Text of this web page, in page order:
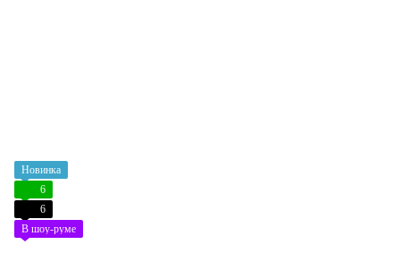
Новинка
6
6
В шоу-руме